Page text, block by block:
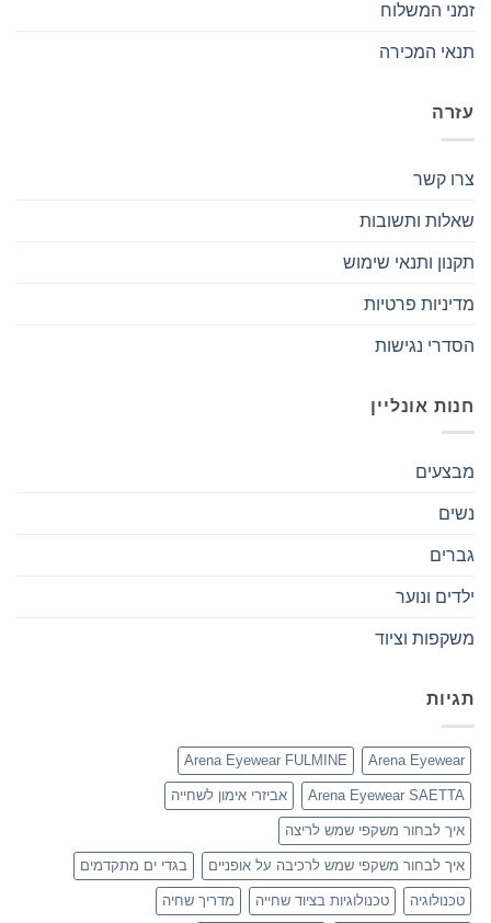
זמני המשלוח
תנאי המכירה
עזרה
צרו קשר
שאלות ותשובות
תקנון ותנאי שימוש
מדיניות פרטיות
הסדרי נגישות
חנות אונליין
מבצעים
נשים
גברים
ילדים ונוער
משקפות וציוד
תגיות
Arena Eyewear
Arena Eyewear FULMINE
Arena Eyewear SAETTA אביזרי אימון לשחייה
איך לבחור משקפי שמש לריצה
איך לבחור משקפי שמש לרכיבה על אופניים בגדי ים מתקדמים
טכנולוגיה טכנולוגיות בציוד שחייה מדריך שחיה